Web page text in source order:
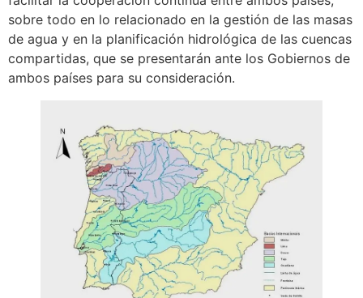
sobre todo en lo relacionado en la gestión de las masas
de agua y en la planificación hidrológica de las cuencas
compartidas, que se presentarán ante los Gobiernos de
ambos países para su consideración.